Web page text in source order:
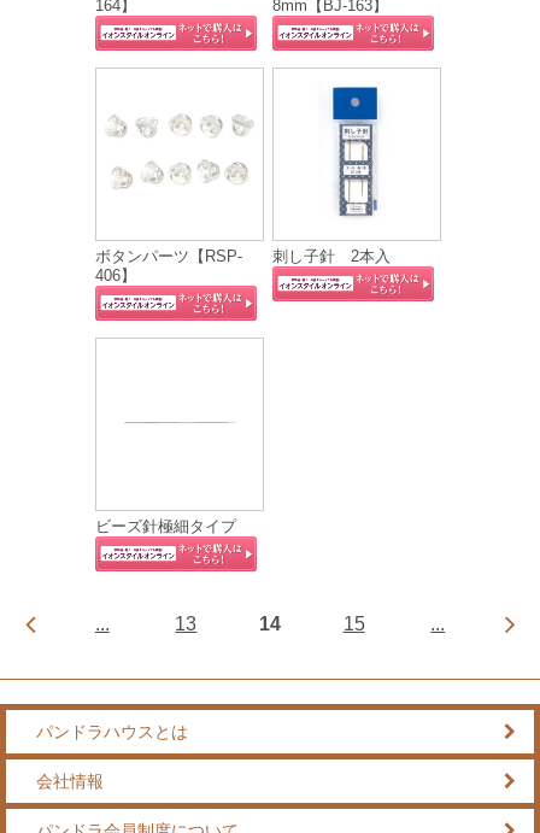
164】
8mm【BJ-163】
ボタンパーツ【RSP-
406】
刺し子針 2本入
ビーズ針極細タイプ
... 13 14 15 ...
パンドラハウスとは
会社情報